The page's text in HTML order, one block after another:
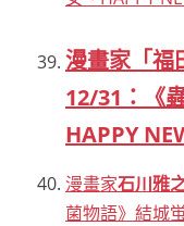
漫畫家「
12/31：《
HAPPY
漫畫家石川雅
菌物語》結城